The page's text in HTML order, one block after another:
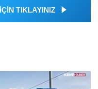
TIKLAYINIZ